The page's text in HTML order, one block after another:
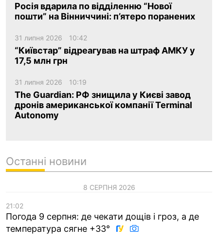
Росія вдарила по відділенню “Нової
пошти” на Вінниччині: п’ятеро поранених
31 липня 2026 10:42
“Київстар” відреагував на штраф АМКУ у
17,5 млн грн
31 липня 2026 10:19
The Guardian: РФ знищила у Києві завод
дронів американської компанії Terminal
Autonomy
Останні новини
8 СЕРПНЯ 2026
21:02
Погода 9 серпня: де чекати дощів і гроз, а де
температура сягне +33°